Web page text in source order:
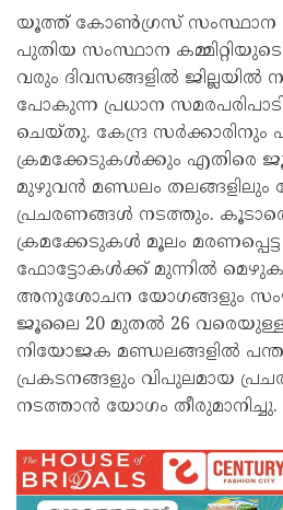
യൂത്ത് കോൺഗ്രസ് സംസ്ഥാന
പുതിയ സംസ്ഥാന കമ്മിറ്റിയുടെ
വരും ദിവസങ്ങളിൽ ജില്ലയിൽ
പോകുന്ന പ്രധാന
ചെയ്തു. കേന്ദ്ര സർക്കാരിനും
ക്രമക്കേടുകൾക്കും എതിരെ
മുഴുവൻ മണ്ഡലം തലങ്ങളിലും
പ്രചരണങ്ങൾ നടത്തും.
ക്രമക്കേടുകൾ മൂലം മരണപ്പെട്ട
ഫോട്ടോകൾക്ക് മുന്നിൽ
അനുശോചന യോഗങ്ങളും
ജൂലൈ 20 മുതൽ 26 വരെയുള്ള
നിയോജക മണ്ഡലങ്ങളിൽ
പ്രകടനങ്ങളും വിപുലമായ
നടത്താൻ യോഗം തീരുമാനിച്ചു.